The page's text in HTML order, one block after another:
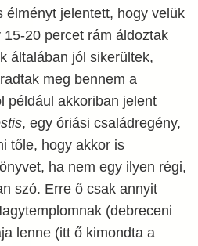
élményt jelentett, hogy velük
20 percet rám áldoztak
általában jól sikerültek,
meg bennem a
például akkoriban jelent
, egy óriási családregény,
tőle, hogy akkor is
ha nem egy ilyen régi,
szó. Erre ő csak annyit
(debreceni
lenne (itt ő kimondta a